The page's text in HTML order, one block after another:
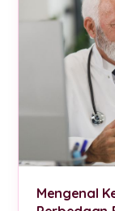
Mengenal